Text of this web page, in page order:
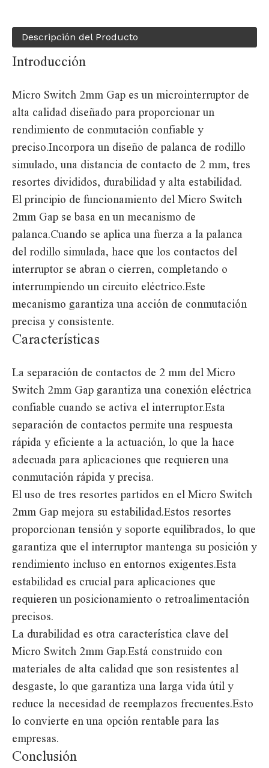
Descripción del Producto
Introducción
Micro Switch 2mm Gap es un microinterruptor de
alta calidad diseñado para proporcionar un
rendimiento de conmutación confiable y
preciso.Incorpora un diseño de palanca de rodillo
simulado, una distancia de contacto de 2 mm, tres
resortes divididos, durabilidad y alta estabilidad.
El principio de funcionamiento del Micro Switch
2mm Gap se basa en un mecanismo de
palanca.Cuando se aplica una fuerza a la palanca
del rodillo simulada, hace que los contactos del
interruptor se abran o cierren, completando o
interrumpiendo un circuito eléctrico.Este
mecanismo garantiza una acción de conmutación
precisa y consistente.
Características
La separación de contactos de 2 mm del Micro
Switch 2mm Gap garantiza una conexión eléctrica
confiable cuando se activa el interruptor.Esta
separación de contactos permite una respuesta
rápida y eficiente a la actuación, lo que la hace
adecuada para aplicaciones que requieren una
conmutación rápida y precisa.
El uso de tres resortes partidos en el Micro Switch
2mm Gap mejora su estabilidad.Estos resortes
proporcionan tensión y soporte equilibrados, lo que
garantiza que el interruptor mantenga su posición y
rendimiento incluso en entornos exigentes.Esta
estabilidad es crucial para aplicaciones que
requieren un posicionamiento o retroalimentación
precisos.
La durabilidad es otra característica clave del
Micro Switch 2mm Gap.Está construido con
materiales de alta calidad que son resistentes al
desgaste, lo que garantiza una larga vida útil y
reduce la necesidad de reemplazos frecuentes.Esto
lo convierte en una opción rentable para las
empresas.
Conclusión